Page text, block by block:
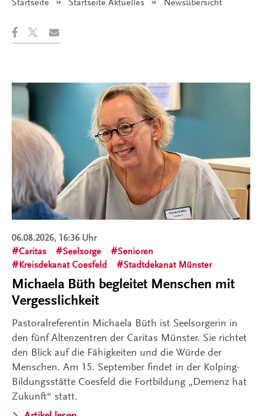
Startseite Startseite Aktuelles Angezeigt:
Newsübersicht
06.08.2026, 16:36 Uhr
Caritas
Seelsorge
Senioren
Kreisdekanat Coesfeld
Stadtdekanat Münster
Michaela Büth begleitet Menschen mit
Vergesslichkeit
Pastoralreferentin Michaela Büth ist Seelsorgerin in
den fünf Altenzentren der Caritas Münster. Sie richtet
den Blick auf die Fähigkeiten und die Würde der
Menschen. Am 15. September findet in der Kolping-
Bildungsstätte Coesfeld die Fortbildung „Demenz hat
Zukunft“ statt.